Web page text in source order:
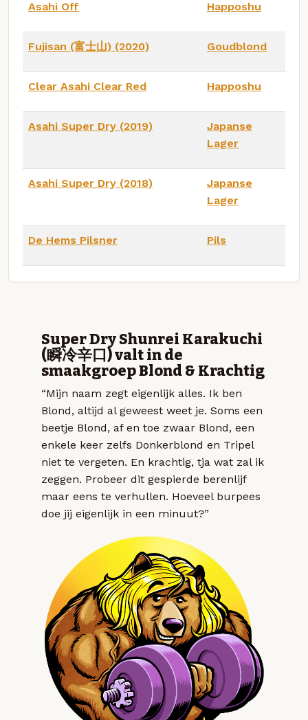
Asahi Off Happoshu
Fujisan (富士山) (2020) Goudblond
Clear Asahi Clear Red Happoshu
Asahi Super Dry (2019)
Japanse
Lager
Asahi Super Dry (2018)
Japanse
Lager
De Hems Pilsner Pils
Super Dry Shunrei Karakuchi
(瞬冷辛口) valt in de
smaakgroep Blond & Krachtig
“Mijn naam zegt eigenlijk alles. Ik ben
Blond, altijd al geweest weet je. Soms een
beetje Blond, af en toe zwaar Blond, een
enkele keer zelfs Donkerblond en Tripel
niet te vergeten. En krachtig, tja wat zal ik
zeggen. Probeer dit gespierde berenlijf
maar eens te verhullen. Hoeveel burpees
doe jij eigenlijk in een minuut?”